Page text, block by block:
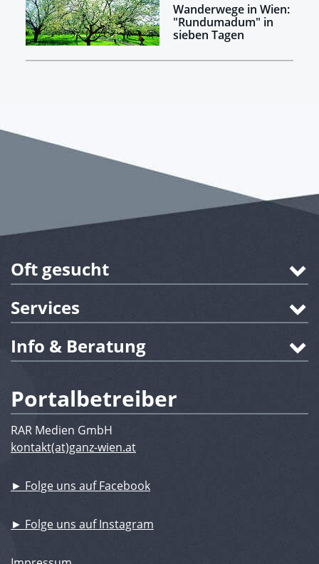
Wanderwege in Wien:
"Rundumadum" in
sieben Tagen
Oft gesucht
Services
Info & Beratung
Portalbetreiber
RAR Medien GmbH
kontakt(at)ganz-wien.at
► Folge uns auf Facebook
► Folge uns auf Instagram